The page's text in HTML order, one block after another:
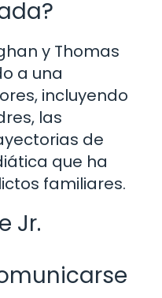
y Thomas
a una
incluyendo
las
de
que ha
familiares.
Jr.